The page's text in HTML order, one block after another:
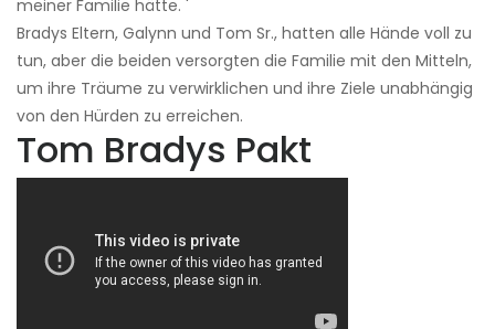
meiner Familie hätte. '
Bradys Eltern, Galynn und Tom Sr., hatten alle Hände voll zu
tun, aber die beiden versorgten die Familie mit den Mitteln,
um ihre Träume zu verwirklichen und ihre Ziele unabhängig
von den Hürden zu erreichen.
Tom Bradys Pakt